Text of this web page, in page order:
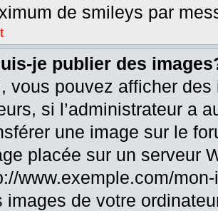
de smileys par
je publier des
vous pouvez afficher
si l’administrateur a
une image sur le
placée sur un serveur
www.exemple.com/
images de votre